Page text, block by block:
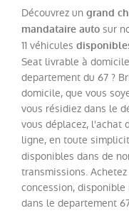
Catégorie
Année
Kilométrage
Prix
Puissance
Découvrez un grand
mandataire auto sur
11 véhicules
Seat livrable à
departement du 67 ?
domicile, que vous
vous résidiez dans le
vous déplacez, l'achat
ligne, en toute
disponibles dans de
transmissions.
concession,
dans le departement